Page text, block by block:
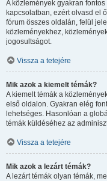
A közlemények gyakran
kapcsolatban, ezért olvasd el
fórum összes oldalán, felül
közleményekhez,
jogosultságot.
Vissza a tetejére
Mik azok a kiemelt témák?
A kiemelt témák a
első oldalon. Gyakran elég
lehetséges. Hasonlóan a
témák küldéséhez az
Vissza a tetejére
Mik azok a lezárt témák?
A lezárt témák olyan témák,